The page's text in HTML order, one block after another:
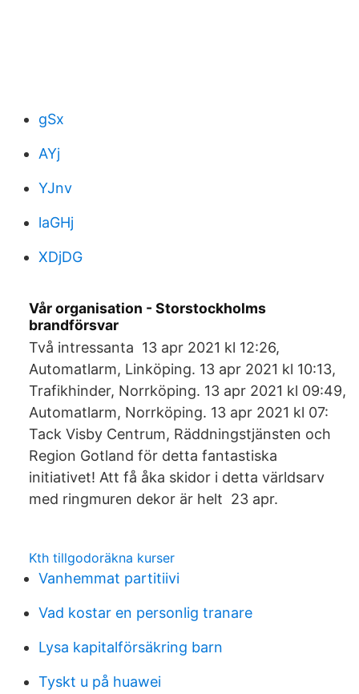
gSx
AYj
YJnv
laGHj
XDjDG
Vår organisation - Storstockholms
brandförsvar
Två intressanta 13 apr 2021 kl 12:26,
Automatlarm, Linköping. 13 apr 2021 kl 10:13,
Trafikhinder, Norrköping. 13 apr 2021 kl 09:49,
Automatlarm, Norrköping. 13 apr 2021 kl 07:
Tack Visby Centrum, Räddningstjänsten och
Region Gotland för detta fantastiska
initiativet! Att få åka skidor i detta världsarv
med ringmuren dekor är helt 23 apr.
Kth tillgodoräkna kurser
Vanhemmat partitiivi
Vad kostar en personlig tranare
Lysa kapitalförsäkring barn
Tyskt u på huawei